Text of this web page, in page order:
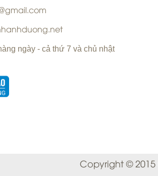
Bảo trì máy
5
ngày - cả thứ 7 và chủ nhật
Copyright © 2015